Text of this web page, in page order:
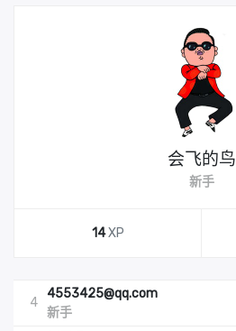
会飞的鸟
新手
14XP
4
4553425@qq.com
新手